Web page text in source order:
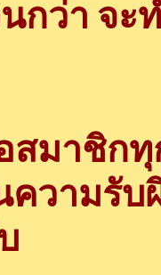
กว่า จะ
สมาชิก
ความรั